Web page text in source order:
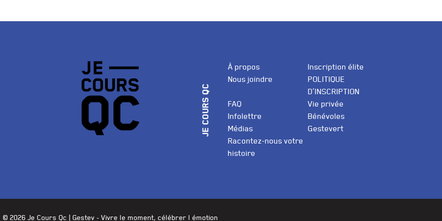
JE COURS QC
À propos
Inscription élite
Nous joindre
POLITIQUE
D’INSCRIPTION
FAQ
Vie privée
Infolettre
Bénévoles
Médias
Gestevert
Racontez-nous votre
histoire
© 2026 Je Cours Qc | Gestev - Vivre le moment, célébrer l émotion